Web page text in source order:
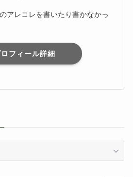
アレコレを書いたり書かなかっ
フィール詳細